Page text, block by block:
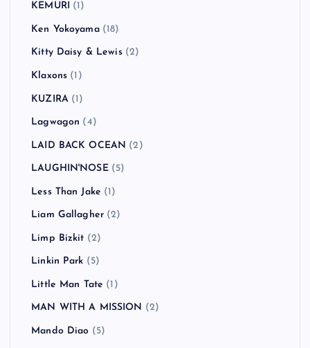
KEMURI (1)
Ken Yokoyama(18)
Kitty Daisy & Lewis(2)
Klaxons (1)
KUZIRA(1)
Lagwagon (4)
LAID BACK OCEAN (2)
LAUGHIN'NOSE(5)
Less Than Jake (1)
Liam Gallagher (2)
Limp Bizkit (2)
Linkin Park (5)
Little Man Tate (1)
MAN WITH A MISSION (2)
Mando Diao (5)